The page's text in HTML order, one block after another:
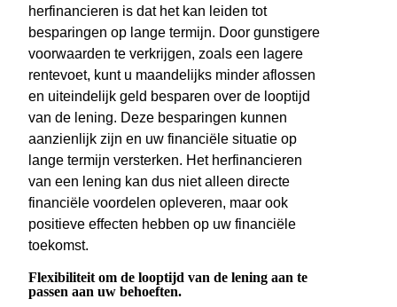
herfinancieren is dat het kan leiden tot
besparingen op lange termijn. Door gunstigere
voorwaarden te verkrijgen, zoals een lagere
rentevoet, kunt u maandelijks minder aflossen
en uiteindelijk geld besparen over de looptijd
van de lening. Deze besparingen kunnen
aanzienlijk zijn en uw financiële situatie op
lange termijn versterken. Het herfinancieren
van een lening kan dus niet alleen directe
financiële voordelen opleveren, maar ook
positieve effecten hebben op uw financiële
toekomst.
Flexibiliteit om de looptijd van de lening aan te
passen aan uw behoeften.